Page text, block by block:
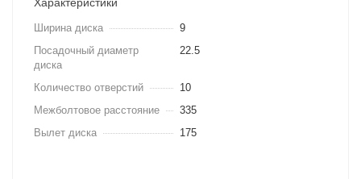
Ширина диска
9
Посадочный диаметр
диска
22.5
Количество отверстий
10
Межболтовое расстояние
335
Вылет диска
175